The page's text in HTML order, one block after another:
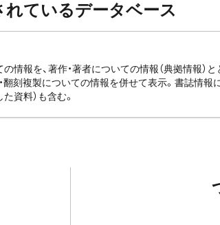
れているデータベース
情報を、著作・著者についての情報（典拠情報）
翻刻複製についての情報を併せて表示。書誌情報
資料）も含む。